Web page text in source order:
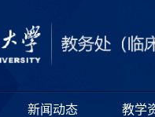
新闻动态 教学